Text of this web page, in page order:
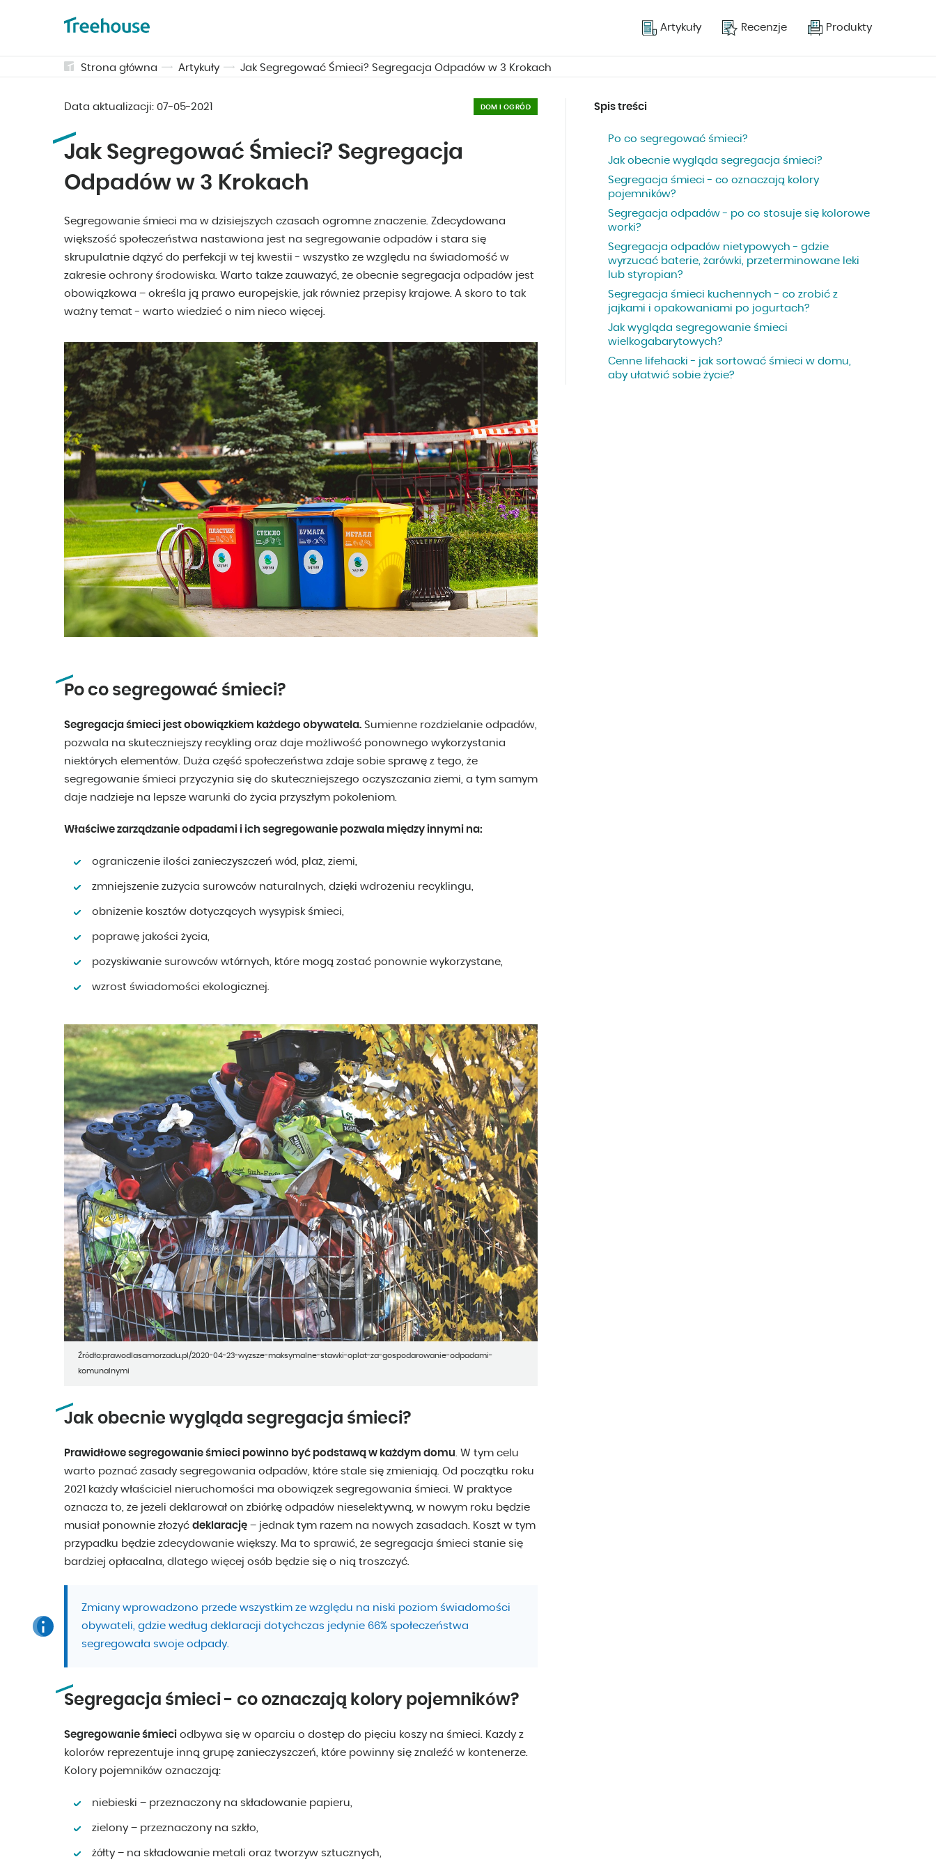
Artykuły Recenzje Produkty
Strona główna Artykuły Jak Segregować Śmieci? Segregacja Odpadów w 3 Krokach
Data aktualizacji: 07-05-2021 DOM I OGRÓD
Jak Segregować Śmieci? Segregacja
Odpadów w 3 Krokach
Segregowanie śmieci ma w dzisiejszych czasach ogromne znaczenie. Zdecydowana
większość społeczeństwa nastawiona jest na segregowanie odpadów i stara się
skrupulatnie dążyć do perfekcji w tej kwestii - wszystko ze względu na świadomość w
zakresie ochrony środowiska. Warto także zauważyć, że obecnie segregacja odpadów jest
obowiązkowa – określa ją prawo europejskie, jak również przepisy krajowe. A skoro to tak
ważny temat - warto wiedzieć o nim nieco więcej.
Po co segregować śmieci?
Segregacja śmieci jest obowiązkiem każdego obywatela. Sumienne rozdzielanie odpadów,
pozwala na skuteczniejszy recykling oraz daje możliwość ponownego wykorzystania
niektórych elementów. Duża część społeczeństwa zdaje sobie sprawę z tego, że
segregowanie śmieci przyczynia się do skuteczniejszego oczyszczania ziemi, a tym samym
daje nadzieje na lepsze warunki do życia przyszłym pokoleniom.
Właściwe zarządzanie odpadami i ich segregowanie pozwala między innymi na:
ograniczenie ilości zanieczyszczeń wód, plaż, ziemi,
zmniejszenie zużycia surowców naturalnych, dzięki wdrożeniu recyklingu,
obniżenie kosztów dotyczących wysypisk śmieci,
poprawę jakości życia,
pozyskiwanie surowców wtórnych, które mogą zostać ponownie wykorzystane,
wzrost świadomości ekologicznej.
Źródło:prawodlasamorzadu.pl/2020-04-23-wyzsze-maksymalne-stawki-oplat-za-gospodarowanie-odpadami-
komunalnymi
Jak obecnie wygląda segregacja śmieci?
Prawidłowe segregowanie śmieci powinno być podstawą w każdym domu. W tym celu
warto poznać zasady segregowania odpadów, które stale się zmieniają. Od początku roku
2021 każdy właściciel nieruchomości ma obowiązek segregowania śmieci. W praktyce
oznacza to, że jeżeli deklarował on zbiórkę odpadów nieselektywną, w nowym roku będzie
musiał ponownie złożyć deklarację – jednak tym razem na nowych zasadach. Koszt w tym
przypadku będzie zdecydowanie większy. Ma to sprawić, że segregacja śmieci stanie się
bardziej opłacalna, dlatego więcej osób będzie się o nią troszczyć.
Zmiany wprowadzono przede wszystkim ze względu na niski poziom świadomości
obywateli, gdzie według deklaracji dotychczas jedynie 66% społeczeństwa
segregowała swoje odpady.
Segregacja śmieci - co oznaczają kolory pojemników?
Segregowanie śmieci odbywa się w oparciu o dostęp do pięciu koszy na śmieci. Każdy z
kolorów reprezentuje inną grupę zanieczyszczeń, które powinny się znaleźć w kontenerze.
Kolory pojemników oznaczają:
niebieski – przeznaczony na składowanie papieru,
zielony – przeznaczony na szkło,
żółty – na składowanie metali oraz tworzyw sztucznych,
Spis treści
Po co segregować śmieci?
Jak obecnie wygląda segregacja śmieci?
Segregacja śmieci - co oznaczają kolory
pojemników?
Segregacja odpadów - po co stosuje się kolorowe
worki?
Segregacja odpadów nietypowych - gdzie
wyrzucać baterie, żarówki, przeterminowane leki
lub styropian?
Segregacja śmieci kuchennych - co zrobić z
jajkami i opakowaniami po jogurtach?
Jak wygląda segregowanie śmieci
wielkogabarytowych?
Cenne lifehacki - jak sortować śmieci w domu,
aby ułatwić sobie życie?